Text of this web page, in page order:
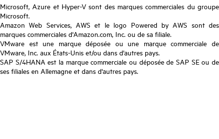
Microsoft, Azure et Hyper-V sont des marques commerciales du groupe
Microsoft.
Amazon Web Services, AWS et le logo Powered by AWS sont des
marques commerciales d'Amazon.com, Inc. ou de sa filiale.
VMware est une marque déposée ou une marque commerciale de
VMware, Inc. aux États-Unis et/ou dans d'autres pays.
SAP S/4HANA est la marque commerciale ou déposée de SAP SE ou de
ses filiales en Allemagne et dans d'autres pays.